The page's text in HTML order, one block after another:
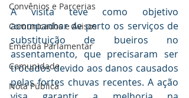
Convênios e Parcerias
Comunicados e Avisos
Emenda Parlamentar
Comunidade
Nota Pública
A visita teve como objetivo
acompanhar de perto os serviços de
substituição de bueiros no
assentamento, que precisaram ser
trocados devido aos danos causados
pelas fortes chuvas recentes. A ação